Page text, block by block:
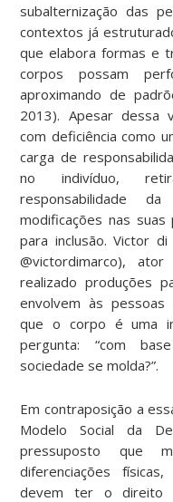
subalternização das
contextos já
que elabora formas e
corpos possam
aproximando de
2013). Apesar dessa
com deficiência como
carga de
no indivíduo,
responsabilidade
modificações nas
para inclusão. Victor
@victordimarco),
realizado produções
envolvem às pessoas
que o corpo é uma
pergunta: “com
sociedade se molda?”.
Em contraposição a
Modelo Social da
pressuposto que
diferenciações
devem ter o direito